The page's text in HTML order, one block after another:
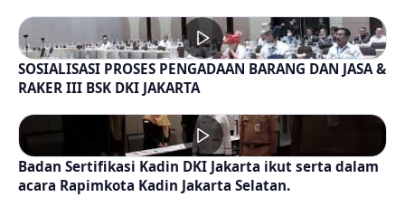
SOSIALISASI PROSES PENGADAAN BARANG DAN JASA &
RAKER III BSK DKI JAKARTA
Badan Sertifikasi Kadin DKI Jakarta ikut serta dalam
acara Rapimkota Kadin Jakarta Selatan.